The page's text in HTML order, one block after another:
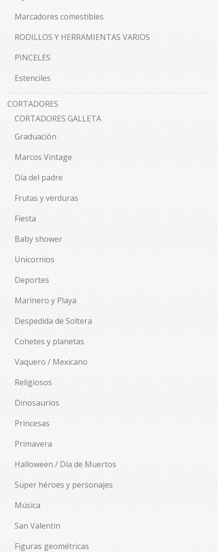
Marcadores comestibles
RODILLOS Y HERRAMIENTAS VARIOS
PINCELES
Estenciles
CORTADORES
CORTADORES GALLETA
Graduación
Marcos Vintage
Día del padre
Frutas y verduras
Fiesta
Baby shower
Unicornios
Deportes
Marinero y Playa
Despedida de Soltera
Cohetes y planetas
Vaquero / Mexicano
Religiosos
Dinosaurios
Princesas
Primavera
Halloween / Día de Muertos
Super héroes y personajes
Música
San Valentin
Figuras geométricas